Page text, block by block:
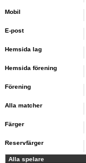
Mobil
E-post
Hemsida lag
Hemsida förening
Förening
Alla matcher
Färger
Reservfärger
Alla spelare